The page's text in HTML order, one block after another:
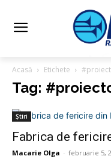
Acasă Etichete
Tag:
Știri
Fabrica de
Macarie Olga - februarie 5,